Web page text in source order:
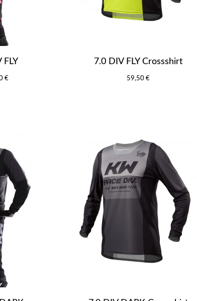
FLY
€
7.0 DIV FLY Crossshirt
59,50 €